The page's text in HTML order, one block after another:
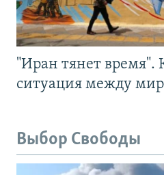
"Иран тянет время".
ситуация между
Выбор Свободы